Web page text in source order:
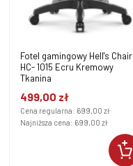
Fotel gamingowy Hell's Chair
HC- 1015 Ecru Kremowy
Tkanina
499,00 zł
Cena regularna: 699,00 zł
Najniższa cena: 699,00 zł